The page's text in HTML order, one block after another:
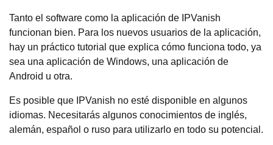
Tanto el software como la aplicación de IPVanish
funcionan bien. Para los nuevos usuarios de la aplicación,
hay un práctico tutorial que explica cómo funciona todo, ya
sea una aplicación de Windows, una aplicación de
Android u otra.
Es posible que IPVanish no esté disponible en algunos
idiomas. Necesitarás algunos conocimientos de inglés,
alemán, español o ruso para utilizarlo en todo su potencial.